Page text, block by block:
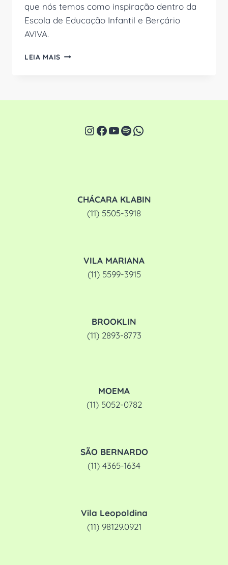
que nós temos como inspiração dentro da
Escola de Educação Infantil e Berçário
AVIVA.
LEIA MAIS EDUCAÇÃO
Instagram
Facebook
Youtube
Spotify
WhatsApp
CHÁCARA KLABIN
(11) 5505-3918
VILA MARIANA
(11) 5599-3915
BROOKLIN
(11) 2893-8773
MOEMA
(11) 5052-0782
SÃO BERNARDO
(11) 4365-1634
Vila Leopoldina
(11) 98129.0921